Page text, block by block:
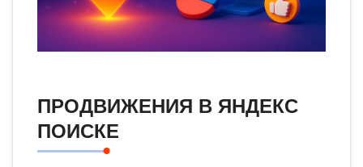
ПРОДВИЖЕНИЯ В ЯНДЕКС
ПОИСКЕ